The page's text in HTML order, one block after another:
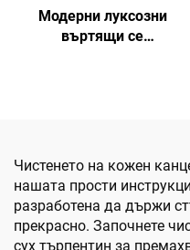
Модерни луксозни
въртящи се
Чистенето на кожен
нашата прости
разработена да държи
прекрасно. Започнете
сух търпентин за